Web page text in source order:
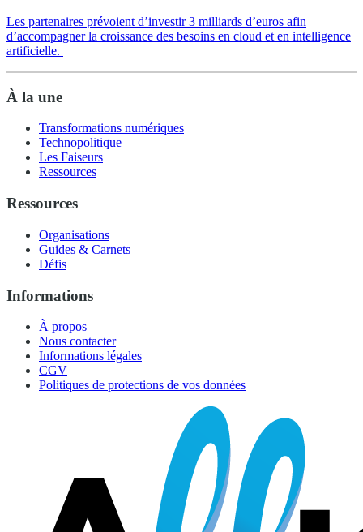
Les partenaires prévoient d’investir 3 milliards d’euros afin
d’accompagner la croissance des besoins en cloud et en intelligence
artificielle.
À la une
Transformations numériques
Technopolitique
Les Faiseurs
Ressources
Ressources
Organisations
Guides & Carnets
Défis
Informations
À propos
Nous contacter
Informations légales
CGV
Politiques de protections de vos données